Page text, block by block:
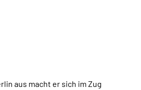
aus macht er sich im Zug